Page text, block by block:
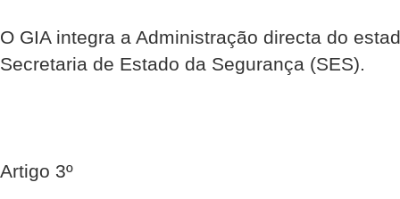
O GIA integra a Administração directa do
Secretaria de Estado da Segurança (SES).
Artigo 3º